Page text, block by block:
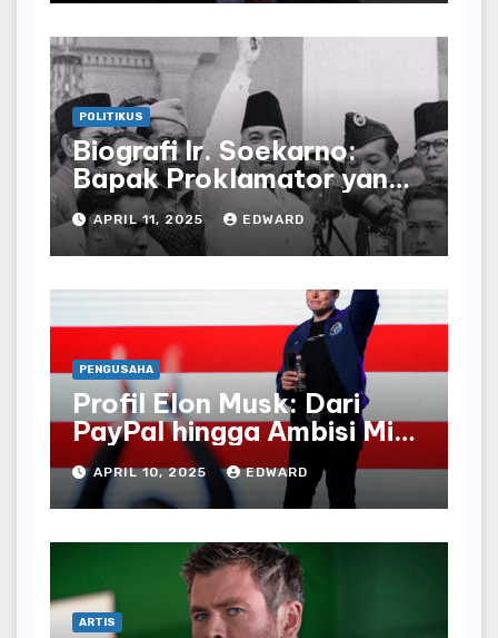
POLITIKUS
Biografi Ir. Soekarno:
Bapak Proklamator yang
Mengubah Sejarah
Indonesia
APRIL 11, 2025 EDWARD
PENGUSAHA
Profil Elon Musk: Dari
PayPal hingga Ambisi Misi
Mars
APRIL 10, 2025 EDWARD
ARTIS